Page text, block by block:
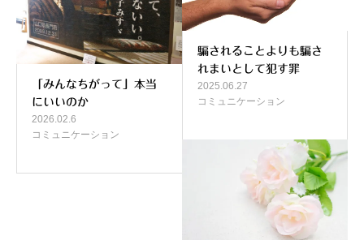
「みんなちがって」本当
にいいのか
2026.02.6
コミュニケーション
騙されることよりも騙さ
れまいとして犯す罪
2025.06.27
コミュニケーション